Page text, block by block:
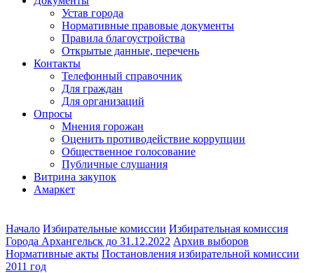
Устав города
Нормативные правовые документы
Правила благоустройства
Открытые данные, перечень
Контакты
Телефонный справочник
Для граждан
Для организаций
Опросы
Мнения горожан
Оценить противодействие коррупции
Общественное голосование
Публичные слушания
Витрина закупок
Амаркет
Начало Избирательные комиссии Избирательная комиссия
Города Архангельск до 31.12.2022 Архив выборов
Нормативные акты Постановления избирательной комиссии
2011 год